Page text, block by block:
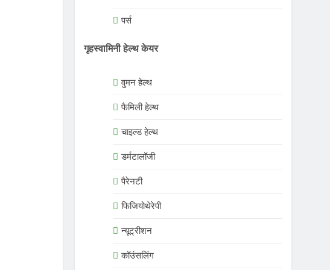
पर्स
गृहस्वामिनी हेल्थ केयर
वुमन हेल्थ
फैमिली हेल्थ
चाइल्ड हेल्थ
डर्मटालॉजी
पैरेनटी
फिजियोथेरेपी
न्यूट्रीशन
कॉउंसलिंग